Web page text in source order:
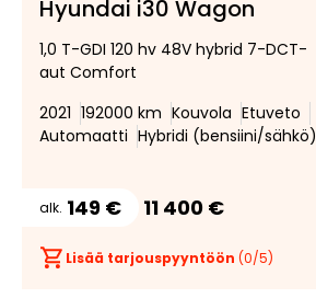
Hyundai i30 Wagon
1,0 T-GDI 120 hv 48V hybrid 7-DCT-
aut Comfort
2021 192000 km Kouvola Etuveto
Automaatti Hybridi (bensiini/sähkö)
alk. 149 € 11 400 €
Lisää tarjouspyyntöön (0/5)